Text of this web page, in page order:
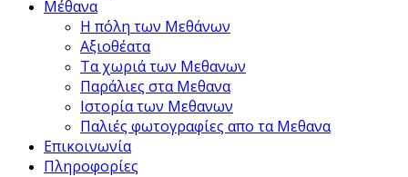
Μέθανα
Η πόλη των Μεθάνων
Αξιοθέατα
Τα χωριά των Μεθανων
Παράλιες στα Μεθανα
Ιστορία των Μεθανων
Παλιές φωτογραφίες απο τα Μεθανα
Επικοινωνία
Πληροφορίες